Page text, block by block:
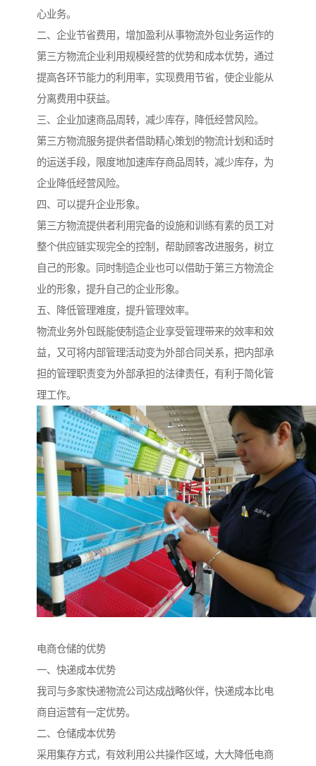
心业务。
二、企业节省费用，增加盈利从事物流外包业务运作的
第三方物流企业利用规模经营的优势和成本优势，通过
提高各环节能力的利用率，实现费用节省，使企业能从
分离费用中获益。
三、企业加速商品周转，减少库存，降低经营风险。
第三方物流服务提供者借助精心策划的物流计划和适时
的运送手段，限度地加速库存商品周转，减少库存，为
企业降低经营风险。
四、可以提升企业形象。
第三方物流提供者利用完备的设施和训练有素的员工对
整个供应链实现完全的控制，帮助顾客改进服务，树立
自己的形象。同时制造企业也可以借助于第三方物流企
业的形象，提升自己的企业形象。
五、降低管理难度，提升管理效率。
物流业务外包既能使制造企业享受管理带来的效率和效
益，又可将内部管理活动变为外部合同关系，把内部承
担的管理职责变为外部承担的法律责任，有利于简化管
理工作。
电商仓储的优势
一、快递成本优势
我司与多家快递物流公司达成战略伙伴，快递成本比电
商自运营有一定优势。
二、仓储成本优势
采用集存方式，有效利用公共操作区域，大大降低电商